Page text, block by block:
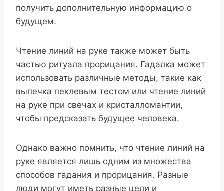
получить дополнительную информацию о
будущем.
Чтение линий на руке также может быть
частью ритуала прорицания. Гадалка может
использовать различные методы, такие как
выпечка пеклевым тестом или чтение линий
на руке при свечах и кристалломантии,
чтобы предсказать будущее человека.
Однако важно помнить, что чтение линий на
руке является лишь одним из множества
способов гадания и прорицания. Разные
люди могут иметь разные цели и